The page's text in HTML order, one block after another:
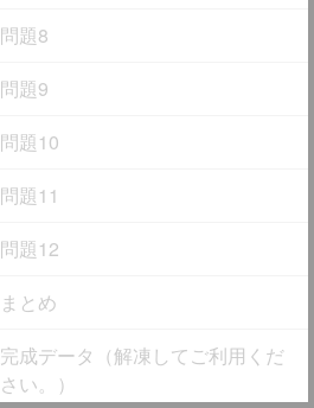
問題8
問題9
問題10
問題11
問題12
まとめ
完成データ（解凍してご利用くだ
さい。）